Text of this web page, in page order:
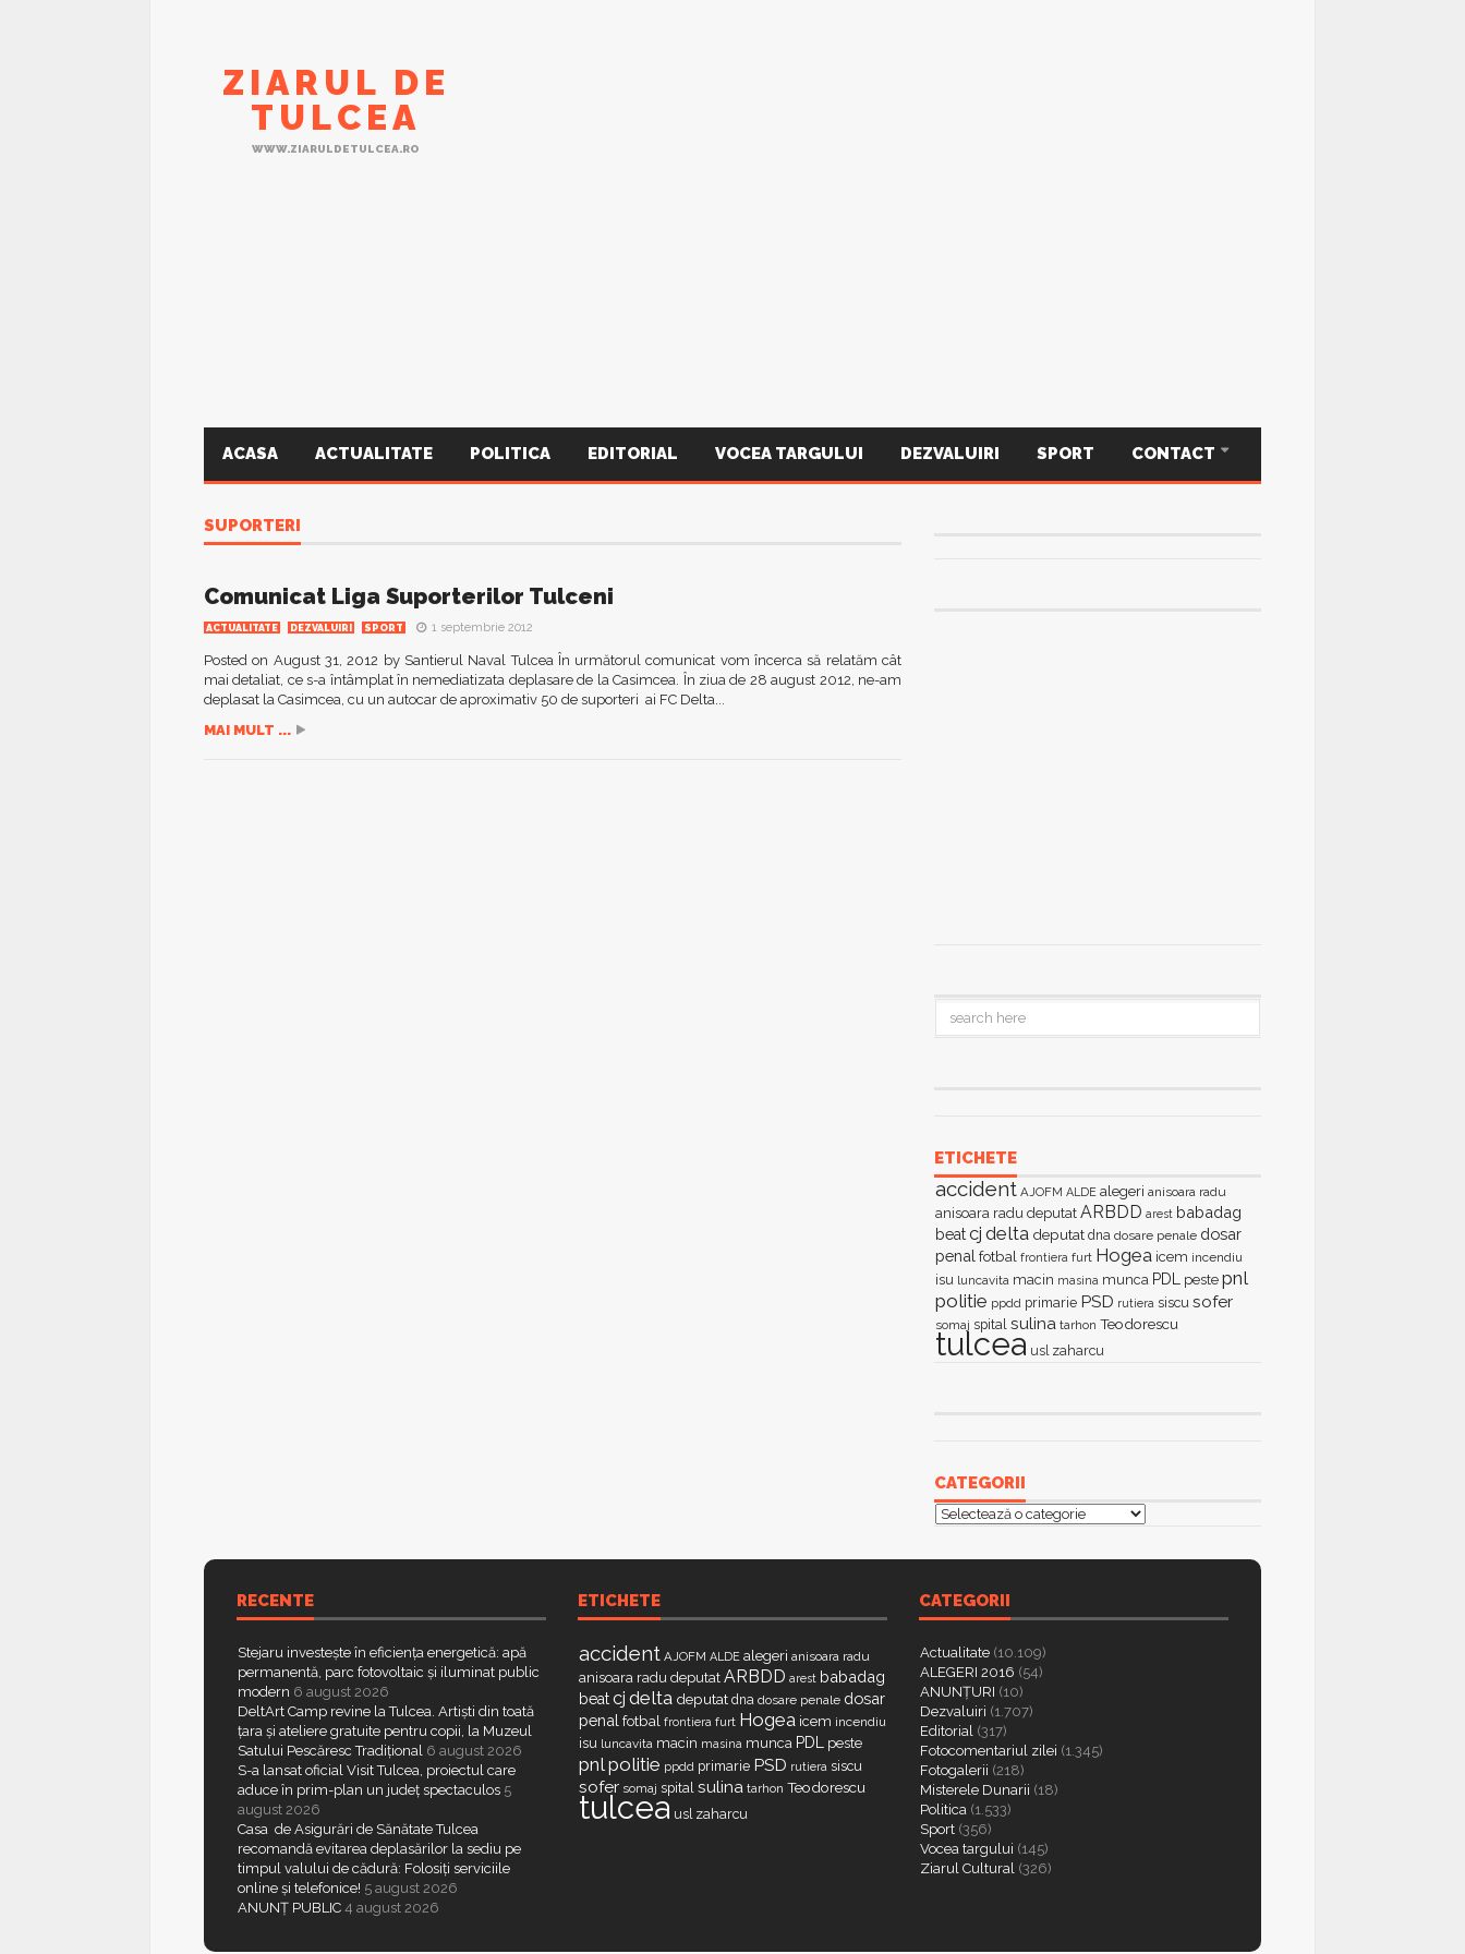
ZIARUL DE
TULCEA
WWW.ZIARULDETULCEA.RO
ACASA ACTUALITATE POLITICA EDITORIAL VOCEA TARGULUI DEZVALUIRI SPORT CONTACT
SUPORTERI
Comunicat Liga Suporterilor Tulceni
ACTUALITATE DEZVALUIRI SPORT 1 septembrie 2012
Posted on August 31, 2012 by Santierul Naval Tulcea În următorul comunicat vom încerca să relatăm cât
mai detaliat, ce s-a întâmplat în nemediatizata deplasare de la Casimcea. În ziua de 28 august 2012, ne-am
deplasat la Casimcea, cu un autocar de aproximativ 50 de suporteri ai FC Delta...
MAI MULT ...
ETICHETE
accident AJOFM ALDE alegeri anisoara radu
anisoara radu deputat ARBDD arest babadag
beatcj delta deputat dna dosare penale dosar
penal fotbal frontiera furt Hogea icem incendiu
isu luncavita macin masina munca PDL peste pnl
politie ppdd primarie PSD rutiera siscu sofer
somaj spital sulina tarhon Teodorescu
tulcea usl zaharcu
CATEGORII
Categorii
RECENTE
Stejaru investește în eficiența energetică: apă
permanentă, parc fotovoltaic și iluminat public
modern 6 august 2026
DeltArt Camp revine la Tulcea. Artiști din toată
țara și ateliere gratuite pentru copii, la Muzeul
Satului Pescăresc Tradițional 6 august 2026
S-a lansat oficial Visit Tulcea, proiectul care
aduce în prim-plan un județ spectaculos 5
august 2026
Casa de Asigurări de Sănătate Tulcea
recomandă evitarea deplasărilor la sediu pe
timpul valului de cădură: Folosiți serviciile
online și telefonice! 5 august 2026
ANUNȚ PUBLIC 4 august 2026
ETICHETE
accident AJOFM ALDE alegeri anisoara radu
anisoara radu deputat ARBDD arest babadag
beatcj delta deputat dna dosare penale dosar
penal fotbal frontiera furt Hogea icem incendiu
isu luncavita macin masina munca PDL peste
pnlpolitie ppdd primarie PSD rutiera siscu
sofer somaj spital sulina tarhon Teodorescu
tulcea usl zaharcu
CATEGORII
Actualitate (10.109)
ALEGERI 2016 (54)
ANUNȚURI (10)
Dezvaluiri (1.707)
Editorial (317)
Fotocomentariul zilei (1.345)
Fotogalerii (218)
Misterele Dunarii (18)
Politica (1.533)
Sport (356)
Vocea targului (145)
Ziarul Cultural (326)